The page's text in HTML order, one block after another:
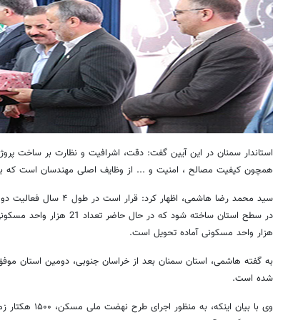
استاندار سمنان در این آیین گفت: دقت، اشرافیت و نظارت بر ساخت
همچون‌ کیفیت مصالح ، امنیت و ... از وظایف اصلی مهندسان است که
هزار واحد مسکونی آماده تحویل است.‌
به گفته هاشمی، استان سمنان بعد از خراسان جنوبی، دومین
شده است.
وی با بیان